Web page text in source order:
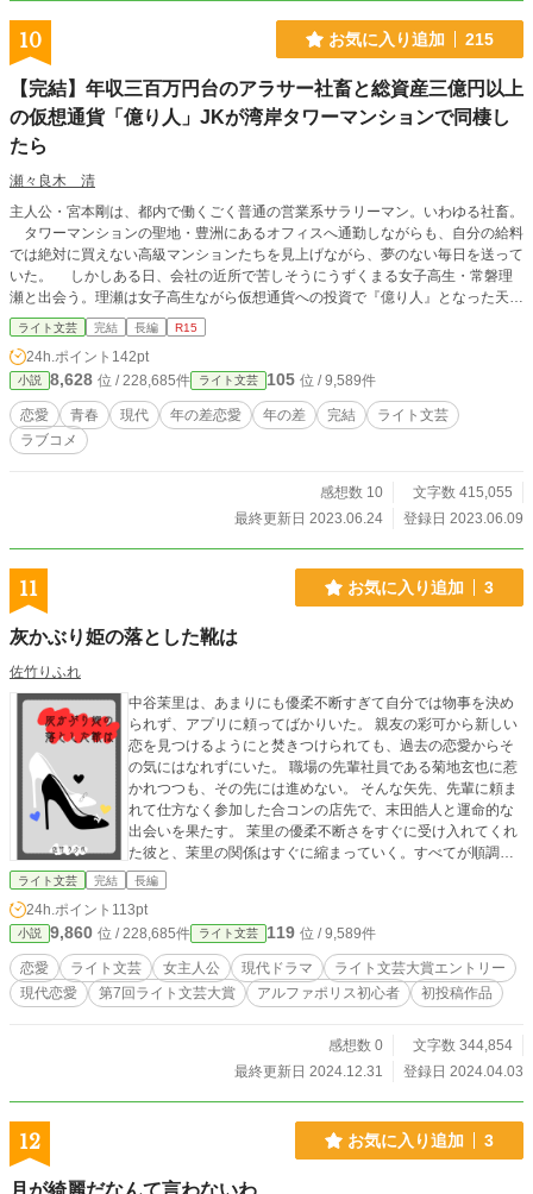
10 お気に入り追加 215
【完結】年収三百万円台のアラサー社畜と総資産三億円以上
の仮想通貨「億り人」JKが湾岸タワーマンションで同棲し
たら
瀬々良木 清
主人公・宮本剛は、都内で働くごく普通の営業系サラリーマン。いわゆる社畜。
タワーマンションの聖地・豊洲にあるオフィスへ通勤しながらも、自分の給料
では絶対に買えない高級マンションたちを見上げながら、夢のない毎日を送って
いた。 しかしある日、会社の近所で苦しそうにうずくまる女子高生・常磐理
瀬と出会う。理瀬は女子高生ながら仮想通貨への投資で『億り人』となった天才
少女だった。 剛の何百倍もの資産を持ち、しかし心はまだ未完成な女子高生
である理瀬と、日に日に心が枯れてゆくと感じるアラサー社畜剛が織りなす、ち
ぐはぐなラブコメディ。
ライト文芸 完結 長編 R15
24h.ポイント 142pt
小説 8,628 位 / 228,685件 ライト文芸 105 位 / 9,589件
恋愛 青春 現代 年の差恋愛 年の差 完結
ライト文芸
ラブコメ
感想数 10
文字数 415,055
最終更新日 2023.06.24
登録日 2023.06.09
11 お気に入り追加 3
灰かぶり姫の落とした靴は
佐竹りふれ
中谷茉里は、あまりにも優柔不断すぎて自分では物事を決め
られず、アプリに頼ってばかりいた。 親友の彩可から新しい
恋を見つけるようにと焚きつけられても、過去の恋愛からそ
の気にはなれずにいた。 職場の先輩社員である菊地玄也に惹
かれつつも、その先には進めない。 そんな矢先、先輩に頼ま
れて仕方なく参加した合コンの店先で、末田皓人と運命的な
出会いを果たす。 茉里の優柔不断さをすぐに受け入れてくれ
た彼と、茉里の関係はすぐに縮まっていく。すべてが順調に
思えていたが、彼の本心を分かりきれず、茉里はモヤモヤを
と二人の距離も縮まっていき……。 茉里と末田、そして菊地
の関係は、彼女が予想していなかった展開を迎える。 第1回
ピッコマノベルズ大賞の落選作品に加筆修正を加えた作品と
なります。
ライト文芸 完結 長編
24h.ポイント 113pt
小説 9,860 位 / 228,685件 ライト文芸 119 位 / 9,589件
恋愛 ライト文芸 女主人公 現代ドラマ
ライト文芸大賞エントリー
現代恋愛
第7回ライト文芸大賞 アルファポリス初心者 初投稿作品
感想数 0
文字数 344,854
最終更新日 2024.12.31
登録日 2024.04.03
12 お気に入り追加 3
月が綺麗だなんて言わないわ